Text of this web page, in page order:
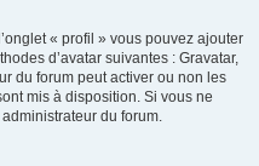
« profil » vous pouvez ajouter
d’avatar suivantes : Gravatar,
du forum peut activer ou non les
mis à disposition. Si vous ne
du forum.